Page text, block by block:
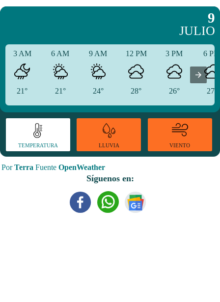
9
JULIO
3 AM
21°
6 AM
21°
9 AM
24°
12 PM
28°
3 PM
26°
6
27°
TEMPERATURA LLUVIA VIENTO
PorTerra Fuente OpenWeather
Síguenos en: